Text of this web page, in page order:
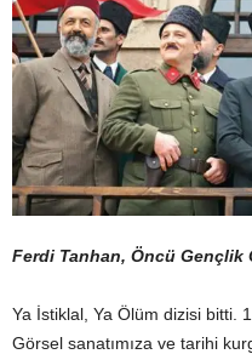
Ferdi Tanhan, Öncü Gençlik
Ya İstiklal, Ya Ölüm dizisi bitti.
Görsel sanatımıza ve tarihi